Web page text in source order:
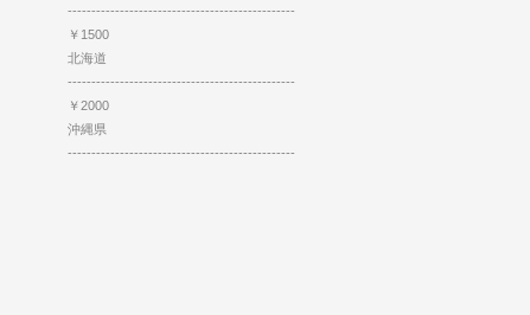
------------------------------------------------
￥1500
北海道
------------------------------------------------
￥2000
沖縄県
------------------------------------------------